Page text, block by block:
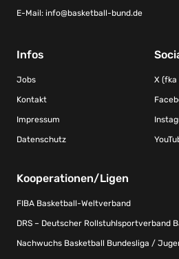
E-Mail: info@basketball-bund.de
Infos
Jobs
Kontakt
Impressum
Datenschutz
X
Kooperationen/Ligen
FIBA Basketball-Weltverband
DRS – Deutscher Rollstuhlsportverband
Nachwuchs Basketball Bundesliga /